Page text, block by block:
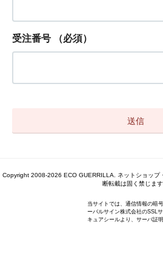
受注番号 （必須）
Copyright 2008-2026 ECO GUERRILLA. ネットショップ
断転載は固く禁じます
当サイトでは、通信情報の暗
ーバルサイン株式会社のSSL
キュアシールより、サーバ証